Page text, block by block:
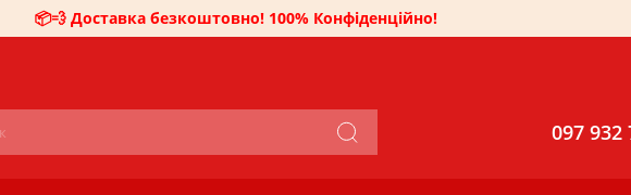
📦💨 Доставка безкоштовно! 100% Конфіденційно!
097 932